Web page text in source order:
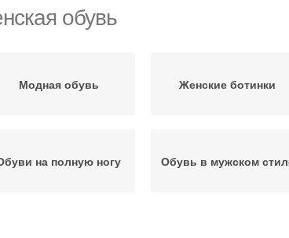
обувь
Модная обувь Женские ботинки
на полную ногу Обувь в мужском